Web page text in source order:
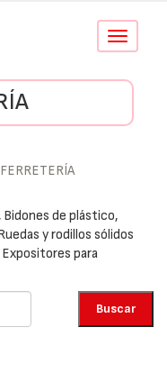
Conmutar
de plástico,
y rodillos sólidos
para